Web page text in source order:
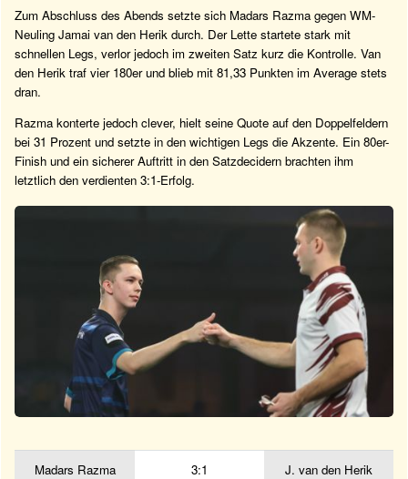
Zum Abschluss des Abends setzte sich Madars Razma gegen WM-
Neuling Jamai van den Herik durch. Der Lette startete stark mit
schnellen Legs, verlor jedoch im zweiten Satz kurz die Kontrolle. Van
den Herik traf vier 180er und blieb mit 81,33 Punkten im Average stets
dran.
Razma konterte jedoch clever, hielt seine Quote auf den Doppelfeldern
bei 31 Prozent und setzte in den wichtigen Legs die Akzente. Ein 80er-
Finish und ein sicherer Auftritt in den Satzdecidern brachten ihm
letztlich den verdienten 3:1-Erfolg.
Madars Razma 3:1 J. van den Herik